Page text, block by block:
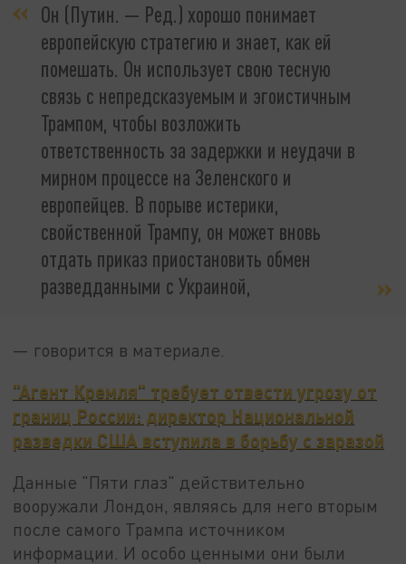
Он (Путин. — Ред.) хорошо понимает
европейскую стратегию и знает, как ей
помешать. Он использует свою тесную
связь с непредсказуемым и эгоистичным
Трампом, чтобы возложить
ответственность за задержки и неудачи в
мирном процессе на Зеленского и
европейцев. В порыве истерики,
свойственной Трампу, он может вновь
отдать приказ приостановить обмен
разведданными с Украиной,
— говорится в материале.
"Агент Кремля" требует отвести угрозу от
границ России: директор Национальной
разведки США вступила в борьбу с заразой
Данные "Пяти глаз" действительно
вооружали Лондон, являясь для него вторым
после самого Трампа источником
информации. И особо ценными они были